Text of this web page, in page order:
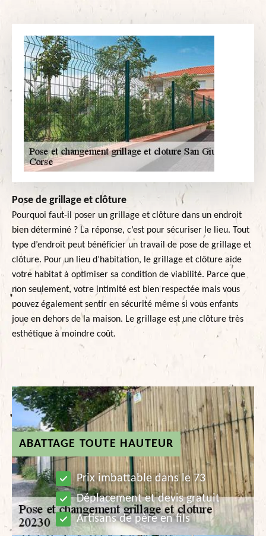
ABATTAGE TOUTE HAUTEUR
Prix imbattable dans le 73
Déplacement et devis gratuit
Artisans de père en fils
Pose de grillage et clôture
Pourquoi faut-il poser un grillage et clôture dans un endroit
bien déterminé ? La réponse, c’est pour sécuriser le lieu. Tout
type d’endroit peut bénéficier un travail de pose de grillage et
clôture. Pour un lieu d’habitation, le grillage et clôture aide
votre habitat à optimiser sa condition de viabilité. Parce que
non seulement, votre intimité est bien respectée mais vous
pouvez également sentir en sécurité même si vous enfants
joue en dehors de la maison. Le grillage est une clôture très
esthétique à moindre coût.